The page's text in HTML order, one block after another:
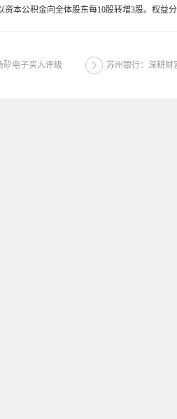
本公积金向全体股东每10股转增3股。权益
矽电子买入评级 苏州银行：深耕财